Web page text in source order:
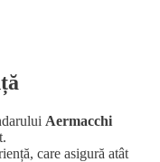
Aermacchi
care asigură atât